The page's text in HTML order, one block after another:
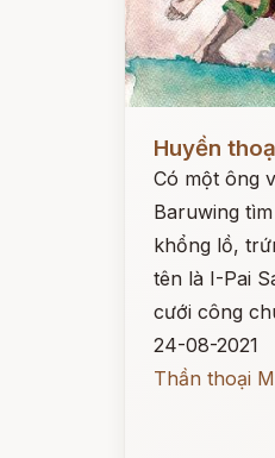
Đọc ngay
Huyền
Có một ông
Baruwing
khổng lồ,
tên là I-Pai
cưới công
24-08-2021
Thần thoại